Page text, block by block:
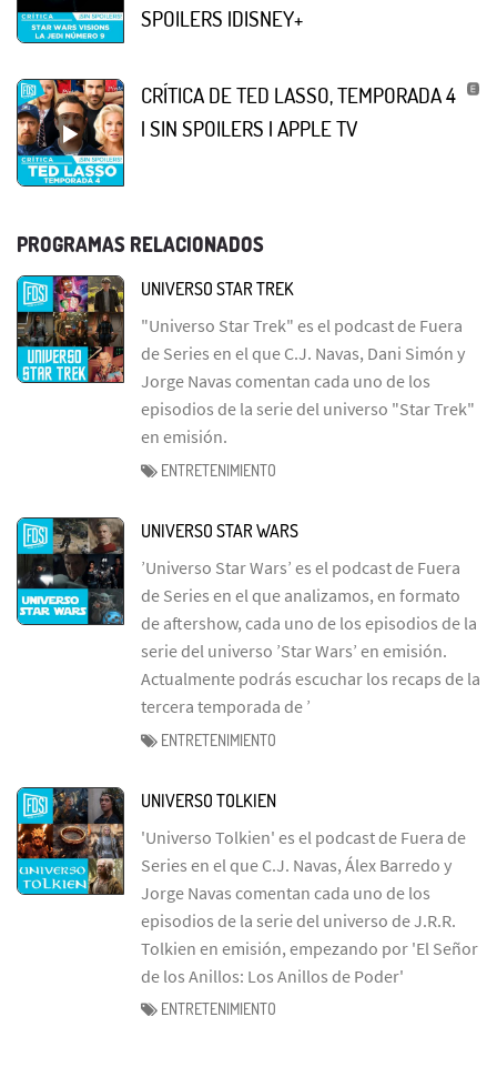
SPOILERS |DISNEY+
CRÍTICA DE TED LASSO, TEMPORADA 4
| SIN SPOILERS | APPLE TV
PROGRAMAS RELACIONADOS
UNIVERSO STAR TREK
"Universo Star Trek" es el podcast de Fuera
de Series en el que C.J. Navas, Dani Simón y
Jorge Navas comentan cada uno de los
episodios de la serie del universo "Star Trek"
en emisión.
ENTRETENIMIENTO
UNIVERSO STAR WARS
’Universo Star Wars’ es el podcast de Fuera
de Series en el que analizamos, en formato
de aftershow, cada uno de los episodios de la
serie del universo ’Star Wars’ en emisión.
Actualmente podrás escuchar los recaps de la
tercera temporada de ’
ENTRETENIMIENTO
UNIVERSO TOLKIEN
'Universo Tolkien' es el podcast de Fuera de
Series en el que C.J. Navas, Álex Barredo y
Jorge Navas comentan cada uno de los
episodios de la serie del universo de J.R.R.
Tolkien en emisión, empezando por 'El Señor
de los Anillos: Los Anillos de Poder'
ENTRETENIMIENTO